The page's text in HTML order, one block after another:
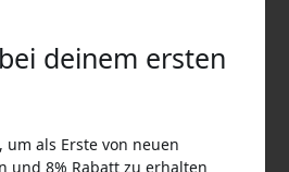
deinem ersten
um als Erste von neuen
und 8% Rabatt zu erhalten
Code an der Kasse, um 8%